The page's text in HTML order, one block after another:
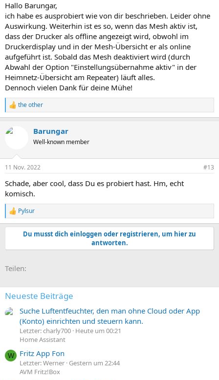
:
Hallo Barungar,
ich habe es ausprobiert wie von dir beschrieben. Leider ohne
Auswirkung. Weiterhin ist es so, wenn das Mesh aktiv ist,
dass der Drucker als offline angezeigt wird, obwohl im
Druckerdisplay und in der Mesh-Übersicht er als online
aufgeführt ist. Sobald das Mesh deaktiviert wird (durch
Abwahl der Option "Einstellungsübernahme aktiv" in der
Heimnetz-Übersicht am Repeater) läuft alles.
Dennoch vielen Dank für deine Mühe!
R
e
k
e
:
the other
Barungar
Well-known member
11 Nov. 2022 #13
Schade, aber cool, dass Du es probiert hast. Hm, echt
komisch.
R
e
a
i
n
:
Pylsur
Du musst dich einloggen oder registrieren, um hier zu
antworten.
Teilen:
Neueste Beiträge
Suche Luftentfeuchter, den man ohne Cloud oder App
(Konto) einrichten und steuern kann.
Letzter: charly700 Heute um 00:21
Home Assistant
W Fritz App Fon
Letzter: Werner Gestern um 22:44
AVM Fritz!Box